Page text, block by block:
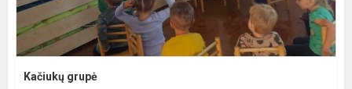
Kačiukų grupė